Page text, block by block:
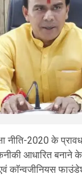
नीति-2020 के
आधारित बनाने
काॅन्वजीनियस